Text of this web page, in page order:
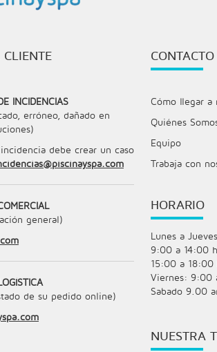
INCIDENCIAS
erróneo, dañado en
debe crear un caso
general)
de su pedido online)
CONTACTO
Cómo llegar a
Quiénes
Equipo
Trabaja con
HORARIO
Lunes a
9:00 a 14:00
15:00 a 18:00
Viernes: 9:00
Sabado 9.00
NUESTRA